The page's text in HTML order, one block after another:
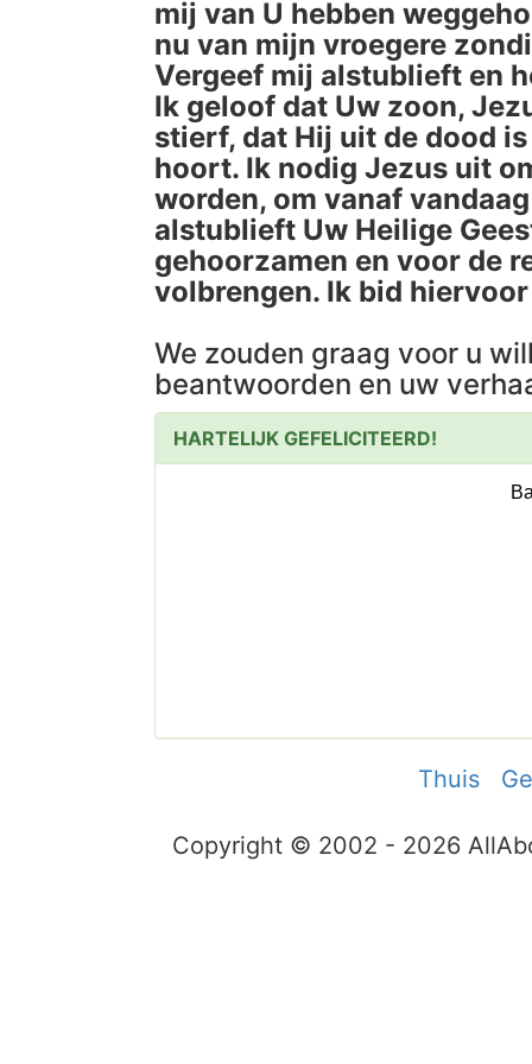
mij van U hebben
nu van mijn vroegere
Vergeef mij alstublieft en
Ik geloof dat Uw zoon,
stierf, dat Hij uit de dood
hoort. Ik nodig Jezus uit
worden, om vanaf
alstublieft Uw Heilige
gehoorzamen en voor de
volbrengen. Ik bid
We zouden graag voor u
beantwoorden en uw
HARTELIJK GEFELICITEERD!
Thuis
Copyright © 2002 - 2026